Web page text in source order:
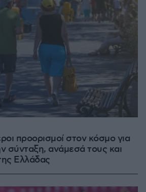
προορισμοί στον κόσμο για
σύνταξη, ανάμεσά τους και
Ελλάδας